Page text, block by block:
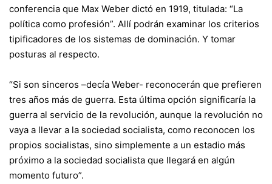
conferencia que Max Weber dictó en 1919, titulada: “La
política como profesión”. Allí podrán examinar los criterios
tipificadores de los sistemas de dominación. Y tomar
posturas al respecto.
“Si son sinceros –decía Weber- reconocerán que prefieren
tres años más de guerra. Esta última opción significaría la
guerra al servicio de la revolución, aunque la revolución no
vaya a llevar a la sociedad socialista, como reconocen los
propios socialistas, sino simplemente a un estadio más
próximo a la sociedad socialista que llegará en algún
momento futuro”.